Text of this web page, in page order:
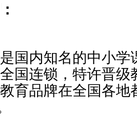
国内知名的中小
国连锁，特许晋
育品牌在全国各